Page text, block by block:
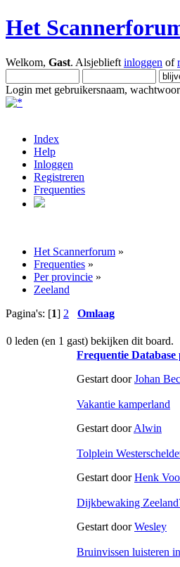
Het
Welkom, Gast. Alsjeblieft inloggen of
Login met gebruikersnaam,
Index
Help
Inloggen
Registreren
Frequenties
Het Scannerforum »
Frequenties »
Per provincie »
Zeeland
Pagina's: [1] 2
Omlaag
0 leden (en 1 gast) bekijken dit board.
Frequentie
Gestart doorJohan
Vakantie kamperland
Gestart doorAlwin
Tolplein
Gestart doorHenk
Dijkbewaking
Gestart doorWesley
Bruinvissen luisteren